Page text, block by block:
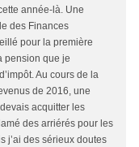
année-là. Une
des Finances
pour la première
pension que je
Au cours de la
de 2016, une
acquitter les
des arriérés pour les
j’ai des sérieux doutes